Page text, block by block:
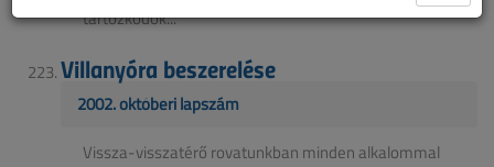
tartózkodók...
Villanyóra beszerelése
2002. októberi lapszám
Vissza-visszatérő rovatunkban minden alkalommal